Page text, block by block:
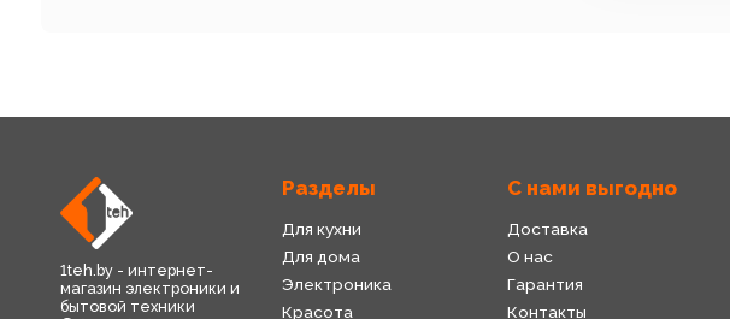
1teh.by - интернет-
магазин электроники и
бытовой техники
Разделы
Для кухни
Для дома
Электроника
Красота
С нами выгодно
Доставка
О нас
Гарантия
Контакты